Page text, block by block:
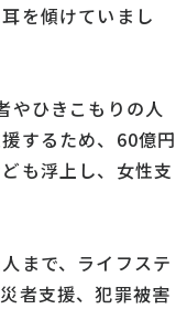
を傾けていまし
やひきこもりの人
するため、60億円
も浮上し、女性支
まで、ライフステ
者支援、犯罪被害